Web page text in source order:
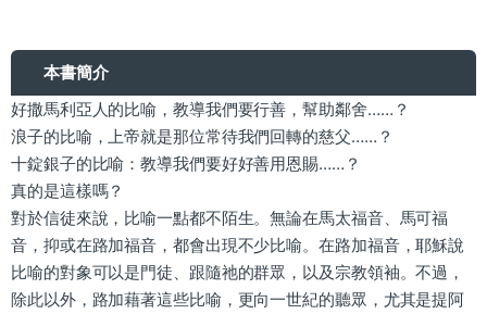
本書簡介
好撒馬利亞人的比喻，教導我們要行善，幫助鄰舍……？
浪子的比喻，上帝就是那位常待我們回轉的慈父……？
十錠銀子的比喻：教導我們要好好善用恩賜……？
真的是這樣嗎？
對於信徒來說，比喻一點都不陌生。無論在馬太福音、馬可福
音，抑或在路加福音，都會出現不少比喻。在路加福音，耶穌說
比喻的對象可以是門徒、跟隨祂的群眾，以及宗教領袖。不過，
除此以外，路加藉著這些比喻，更向一世紀的聽眾，尤其是提阿